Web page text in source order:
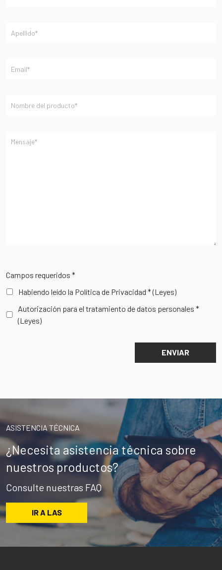
Campos requeridos *
Habiendo leído la Política de Privacidad *(Leyes)
Autorización para el tratamiento de datos personales *
(Leyes)
ASISTENCIA TÉCNICA
¿Necesita asistencia técnica sobre
nuestros productos?
Consulte nuestras FAQ
IR A LAS